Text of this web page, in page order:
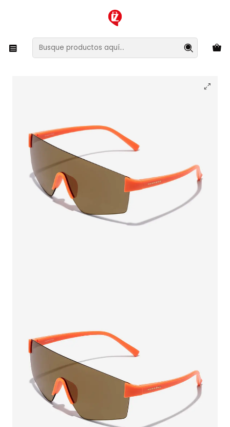
XMAS SALE ¡Compra antes de que la oferta termine!
Lentes y Accesorios Lentes de Sol
Lentes de Sol Hawkers Aero HAER24OJT0